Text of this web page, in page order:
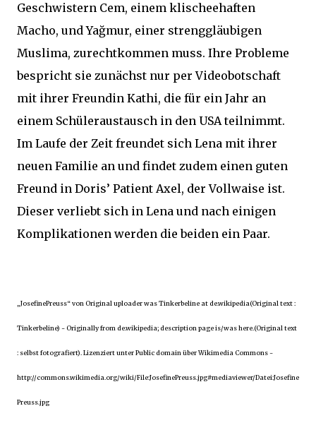
Geschwistern Cem, einem klischeehaften
Macho, und Yağmur, einer strenggläubigen
Muslima, zurechtkommen muss. Ihre Probleme
bespricht sie zunächst nur per Videobotschaft
mit ihrer Freundin Kathi, die für ein Jahr an
einem Schüleraustausch in den USA teilnimmt.
Im Laufe der Zeit freundet sich Lena mit ihrer
neuen Familie an und findet zudem einen guten
Freund in Doris’ Patient Axel, der Vollwaise ist.
Dieser verliebt sich in Lena und nach einigen
Komplikationen werden die beiden ein Paar.
„JosefinePreuss“ von Original uploader was Tinkerbeline at de.wikipedia(Original text :
Tinkerbeline) - Originally from de.wikipedia; description page is/was here.(Original text
: selbst fotografiert). Lizenziert unter Public domain über Wikimedia Commons -
http://commons.wikimedia.org/wiki/File:JosefinePreuss.jpg#mediaviewer/Datei:Josefine
Preuss.jpg